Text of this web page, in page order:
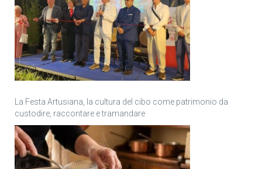
La Festa Artusiana, la cultura del cibo come patrimonio da
custodire, raccontare e tramandare